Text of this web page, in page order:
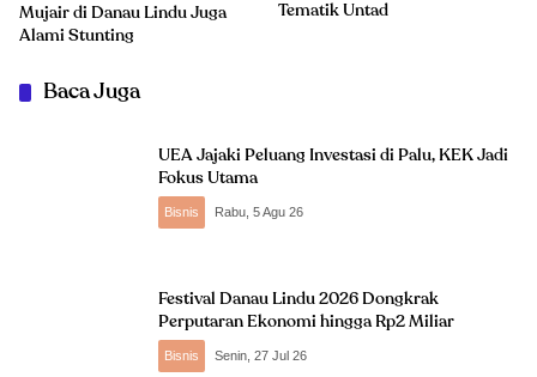
Mujair di Danau Lindu Juga
Alami Stunting
Tematik Untad
Baca Juga
UEA Jajaki Peluang Investasi di Palu, KEK Jadi
Fokus Utama
Bisnis Rabu, 5 Agu 26
Festival Danau Lindu 2026 Dongkrak
Perputaran Ekonomi hingga Rp2 Miliar
Bisnis Senin, 27 Jul 26